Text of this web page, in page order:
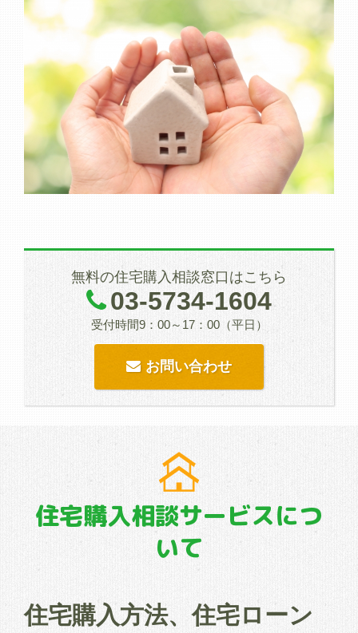
無料の住宅購入相談窓口はこちら
03-5734-1604
受付時間9：00～17：00（平日）
お問い合わせ
住宅購入相談サービスにつ
いて
住宅購入方法、住宅ローン